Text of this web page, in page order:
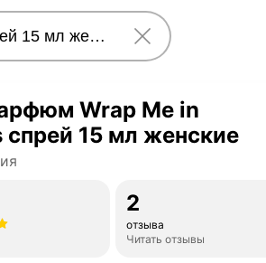
Wrap Me in
спрей 15 мл женские
2
отзыва
Читать отзывы